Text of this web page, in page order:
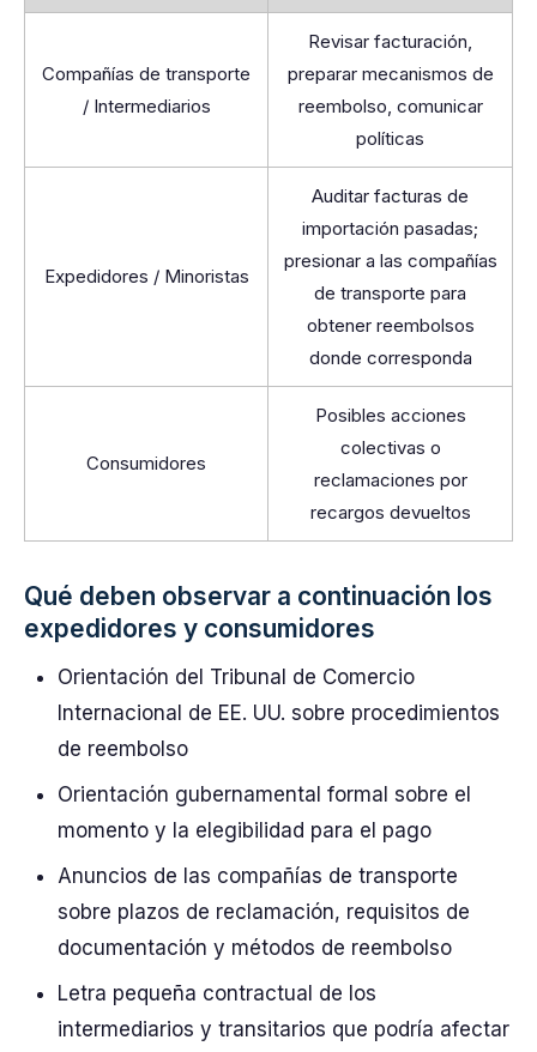
Compañías de transporte
/ Intermediarios
Revisar facturación,
preparar mecanismos de
reembolso, comunicar
políticas
Expedidores / Minoristas
Auditar facturas de
importación pasadas;
presionar a las compañías
de transporte para
obtener reembolsos
donde corresponda
Consumidores
Posibles acciones
colectivas o
reclamaciones por
recargos devueltos
Qué deben observar a continuación los
expedidores y consumidores
Orientación del Tribunal de Comercio
Internacional de EE. UU. sobre procedimientos
de reembolso
Orientación gubernamental formal sobre el
momento y la elegibilidad para el pago
Anuncios de las compañías de transporte
sobre plazos de reclamación, requisitos de
documentación y métodos de reembolso
Letra pequeña contractual de los
intermediarios y transitarios que podría afectar